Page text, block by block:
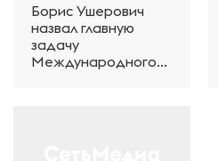
Борис Ушерович
назвал главную
задачу
Международного